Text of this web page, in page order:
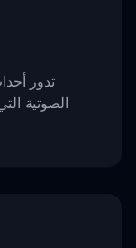
تدور
الصوتية